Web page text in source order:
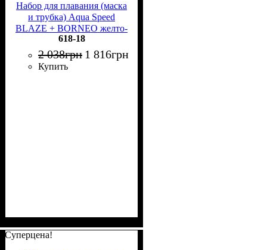
Набор для плавания (маска
и трубка) Aqua Speed
BLAZE + BORNEO желто-
черный 618-18
618-18
2 038грн 1 816грн
Купить
Суперцена!